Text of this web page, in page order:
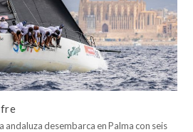
andaluza desembarca en Palma con seis